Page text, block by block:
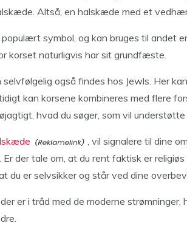
Altså, en halskæde med et
symbol, og kan bruges til andet
korset naturligvis har sit grundfæste.
selvfølgelig også findes hos Jewls. Her
kan korsene kombineres med flere
hvad du søger, som vil
, vil signalere til dine
der tale om, at du rent faktisk er
du er selvsikker og står ved dine
er i tråd med de moderne